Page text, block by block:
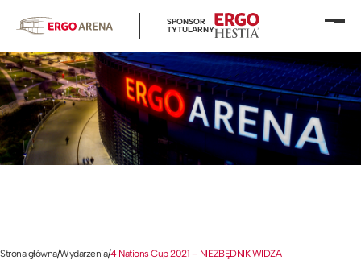
SPONSOR
TYTULARNY
Strona główna/Wydarzenia/4 Nations Cup 2021 – NIEZBĘDNIK WIDZA